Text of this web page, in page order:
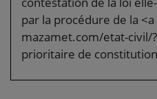
par la procédure de la
mazamet.com/etat-civil/
prioritaire de